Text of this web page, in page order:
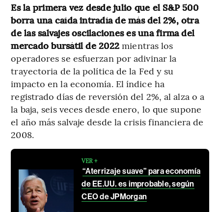
Es la primera vez desde julio que el S&P 500
borra una caída intradía de más del 2%, otra
de las salvajes oscilaciones es una firma del
mercado bursátil de 2022 mientras los
operadores se esfuerzan por adivinar la
trayectoria de la política de la Fed y su
impacto en la economía. El índice ha
registrado días de reversión del 2%, al alza o a
la baja, seis veces desde enero, lo que supone
el año más salvaje desde la crisis financiera de
2008.
VER +
“Aterrizaje suave” para economía
de EE.UU. es improbable, según
CEO de JPMorgan